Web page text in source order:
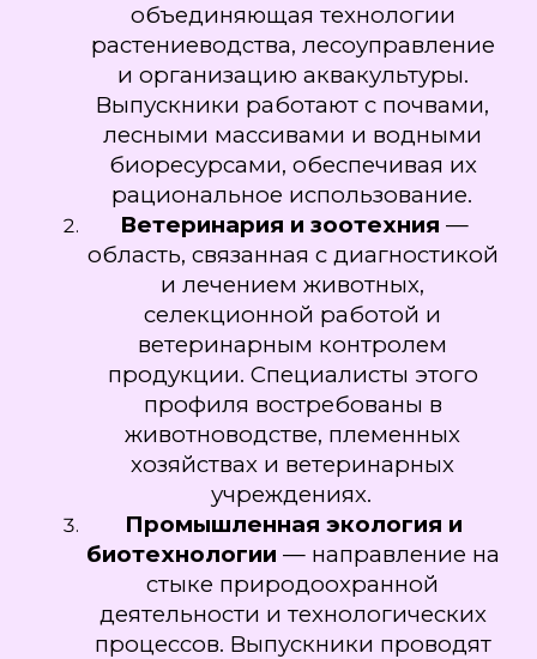
объединяющая технологии
растениеводства, лесоуправление
и организацию аквакультуры.
Выпускники работают с почвами,
лесными массивами и водными
биоресурсами, обеспечивая их
рациональное использование.
Ветеринария и зоотехния —
область, связанная с диагностикой
и лечением животных,
селекционной работой и
ветеринарным контролем
продукции. Специалисты этого
профиля востребованы в
животноводстве, племенных
хозяйствах и ветеринарных
учреждениях.
Промышленная экология и
биотехнологии — направление на
стыке природоохранной
деятельности и технологических
процессов. Выпускники проводят